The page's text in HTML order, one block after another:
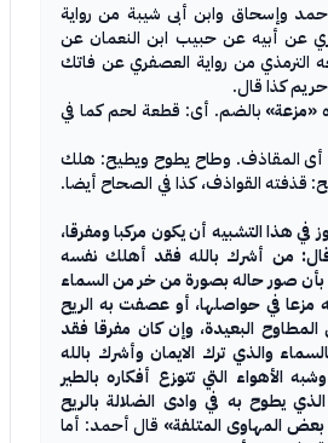
وإسحاق وابن أبى شيبة من رواية
عن أبيه عن حبيب ابن النعمان عن
الترمذي من رواية العصفري عن فاتك
كذا قال.
«مزعة» بالضم. أى: قطعة لحم كما في
أى المقاذف. وطاح يطوح ويطيح: هلك
قذفته القواذف، كذا في الصحاح أيضا.
في هذا التشبيه أن يكون مركبا ومفرقا،
قال: من أشرك بالله فقد أهلك نفسه
بأن صور حاله بصورة من خر من السماء
مزعا في حواصلها، أو عصفت به الريح
البعيدة، وإن كان مفرقا فقد
والذي ترك الايمان وأشرك بالله
الأهواء التي تتوزع أفكاره بالطير
يطوح به في وادى الضلالة بالريح
المهاوى المتلفة» قال أحمد: أما